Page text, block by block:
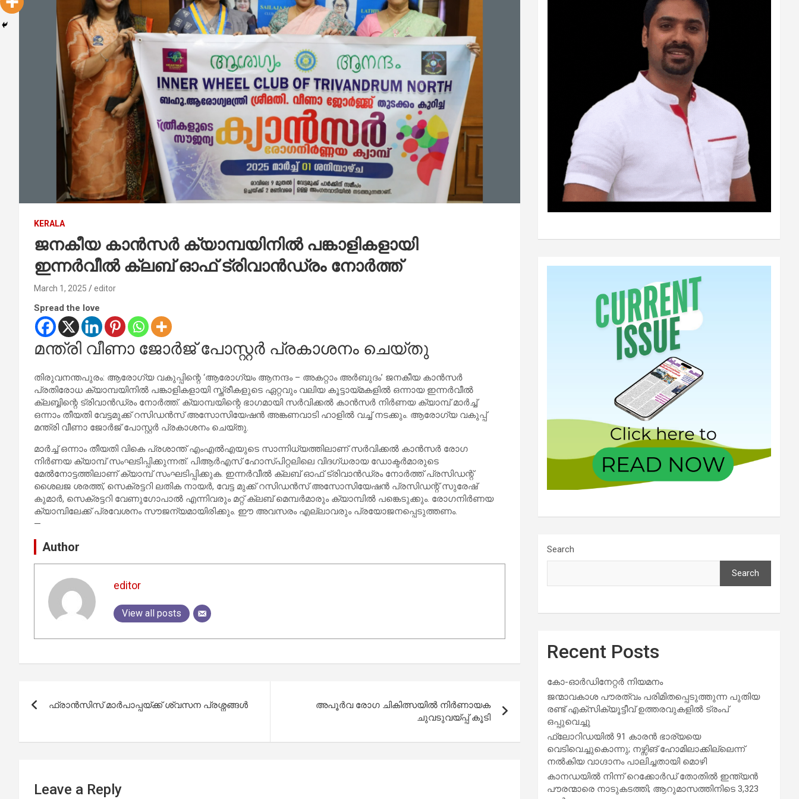
KERALA
ജനകീയ കാന്‍സര്‍ ക്യാമ്പയിനില്‍ പങ്കാളികളായി
ഇന്നര്‍വീല്‍ ക്ലബ് ഓഫ് ട്രിവാന്‍ഡ്രം നോര്‍ത്ത്
March 1, 2025 editor
Spread the love
മന്ത്രി വീണാ ജോര്‍ജ് പോസ്റ്റര്‍ പ്രകാശനം ചെയ്തു
തിരുവനന്തപുരം: ആരോഗ്യ വകുപ്പിന്റെ ‘ആരോഗ്യം ആനന്ദം – അകറ്റാം അര്‍ബുദം’ ജനകീയ കാന്‍സര്‍
പ്രതിരോധ ക്യാമ്പയിനില്‍ പങ്കാളികളായി സ്ത്രീകളുടെ ഏറ്റവും വലിയ കൂട്ടായ്മകളില്‍ ഒന്നായ ഇന്നര്‍വീല്‍
ക്ലബ്ബിന്റെ ട്രിവാന്‍ഡ്രം നോര്‍ത്ത്. ക്യാമ്പയിന്റെ ഭാഗമായി സര്‍വിക്കല്‍ കാന്‍സര്‍ നിര്‍ണയ ക്യാമ്പ് മാര്‍ച്ച്
ഒന്നാം തീയതി വേട്ടമുക്ക് റസിഡന്‍സ് അസോസിയേഷന്‍ അങ്കണവാടി ഹാളില്‍ വച്ച് നടക്കും. ആരോഗ്യ വകുപ്പ്
മന്ത്രി വീണാ ജോര്‍ജ് പോസ്റ്റര്‍ പ്രകാശനം ചെയ്തു.
മാര്‍ച്ച് ഒന്നാം തീയതി വികെ പ്രശാന്ത് എംഎല്‍എയുടെ സാന്നിധ്യത്തിലാണ് സര്‍വിക്കല്‍ കാന്‍സര്‍ രോഗ
നിര്‍ണയ ക്യാമ്പ് സംഘടിപ്പിക്കുന്നത്. പിആര്‍എസ് ഹോസ്പിറ്റലിലെ വിദഗ്ധരായ ഡോക്ടര്‍മാരുടെ
മേല്‍നോട്ടത്തിലാണ് ക്യാമ്പ് സംഘടിപ്പിക്കുക. ഇന്നര്‍വീല്‍ ക്ലബ് ഓഫ് ട്രിവാന്‍ഡ്രം നോര്‍ത്ത് പ്രസിഡന്റ്
ശൈലജ ശരത്ത്, സെക്രട്ടറി ലതിക നായര്‍, വേട്ട മുക്ക് റസിഡന്‍സ് അസോസിയേഷന്‍ പ്രസിഡന്റ് സുരേഷ്
കുമാര്‍, സെക്രട്ടറി വേണുഗോപാല്‍ എന്നിവരും മറ്റ് ക്ലബ് മെമ്പര്‍മാരും ക്യാമ്പില്‍ പങ്കെടുക്കും. രോഗനിര്‍ണയ
ക്യാമ്പിലേക്ക് പ്രവേശനം സൗജന്യമായിരിക്കും. ഈ അവസരം എല്ലാവരും പ്രയോജനപ്പെടുത്തണം.
—
Author
editor
View all posts
navigation
ഫ്രാൻസിസ് മാർപാപ്പയ്ക്ക് ശ്വസന പ്രശ്നങ്ങൾ
അപൂര്‍വ രോഗ ചികിത്സയില്‍ നിര്‍ണായക
ചുവടുവയ്പ്പ് കൂടി
Leave a Reply
Search
Search
Recent Posts
കോ-ഓർഡിനേറ്റർ നിയമനം
ജന്മാവകാശ പൗരത്വം പരിമിതപ്പെടുത്തുന്ന പുതിയ
രണ്ട് എക്സിക്യൂട്ടീവ് ഉത്തരവുകളിൽ ട്രംപ്
ഒപ്പുവെച്ചു
ഫ്ലോറിഡയിൽ 91 കാരൻ ഭാര്യയെ
വെടിവെച്ചുകൊന്നു; നഴ്സിങ് ഹോമിലാക്കില്ലെന്ന്
നൽകിയ വാഗ്ദാനം പാലിച്ചതായി മൊഴി
കാനഡയിൽ നിന്ന് റെക്കോർഡ് തോതിൽ ഇന്ത്യൻ
പൗരന്മാരെ നാടുകടത്തി; ആറുമാസത്തിനിടെ 3,323